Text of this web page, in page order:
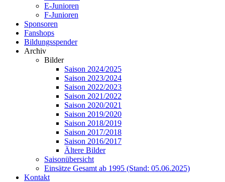
E-Junioren
F-Junioren
Sponsoren
Fanshops
Bildungsspender
Archiv
Bilder
Saison 2024/2025
Saison 2023/2024
Saison 2022/2023
Saison 2021/2022
Saison 2020/2021
Saison 2019/2020
Saison 2018/2019
Saison 2017/2018
Saison 2016/2017
Ältere Bilder
Saisonübersicht
Einsätze Gesamt ab 1995 (Stand: 05.06.2025)
Kontakt